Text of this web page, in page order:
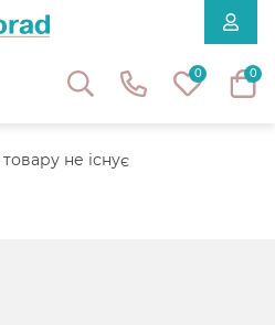
0 0
не існує